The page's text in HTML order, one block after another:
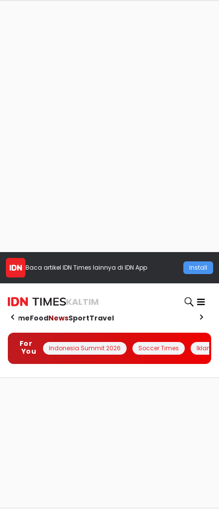
Baca artikel IDN Times lainnya di IDN App Install
KALTIM
HomeFoodNewsSportTravel
For
You
Indonesia Summit 2026 Soccer Times Iklanin